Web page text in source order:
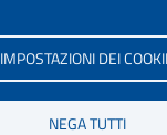
IMPOSTAZIONI DEI
NEGA TUTTI